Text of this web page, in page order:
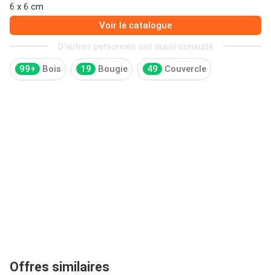
6 x 6 cm
Voir le catalogue
D'autres personnes ont aussi consulté
99+ Bois 19 Bougie 49 Couvercle
Offres similaires